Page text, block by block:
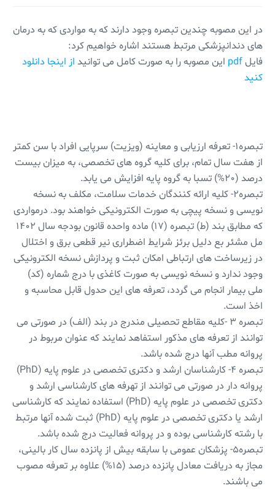
در این مصوبه چندین تبصره وجود دارند که به مواردی که به درمان
های دندانپزشکی مرتبط هستند اشاره خواهیم کرد:
فایلpdf این مصوبه را به صورت کامل می توانید از اینجا دانلود
کنید
تبصره۱- تعرفه ارزیابی و معاینه (ویزیت) سرپایی افراد با سن کمتر
از هفت سال تمام، برای کلیه گروه های تخصصی، به میزان بیست
درصد (۲۰%) تسبا به گروه پایه افزایش می یابد.
تبصره۲- کلیه ارائه کنندگان خدمات سلامت، مکلف به نسخه
نویسی و نسخه پیچی به صورت الکترونیکی خواهند بود. درمواردی
که مطابق بند (ط) تبصره (۱۷) ماده واحده قانون بودجه سال ۱۴۰۲
مل مشئر بع دلیل برئز شرایط اضطراری نیر قطعی برق و اختلال
در زیرساخت های ارتباطی امکان ثبت و پردازش نسخه الکترونیکی
وجود ندارد و نسخه نویسی به صورت کاغذی با درج شماره (کد)
ملی بیمار انجام می گردد، تعرفه های این حدول قابل محاسبه و
اخذ است.
تبصره ۳ -کلیه مقاطع تحصیلی مندرج در بند (الف) در صورتی می
توانند از تعرفه های مذکور استفاهد نمایند که عنوان مربوط در
پروانه مطب آنها درج شده باشد.
تبصره ۴- کارشناسان ارشد و دکتری تخصصی در علوم پایه (PhD)
پروانه دار در صورتی می توانند از تهرفه های کارشناسی ارشد و
دکتری تخصصی در علوم پایه (PhD) استفاده نمایند که کارشناسی
ارشد یا دکتری تخصصی در علوم پایه (PhD) ثبت شده آنها مرتبط
با رشته کارشناسی بوده و در پروانه فعالیت درج شده باشد.
تبصره۵- پزشکان عمومی با سابقه بیش از پانزده سال کار بالینی،
مجاز به دریافت معادل پانزده درصد (۱۵%) علاوه بر تعرفه مصوب
می باشند.